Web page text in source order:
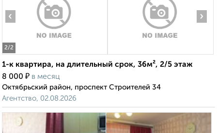
2/2
‹ ›
1-к квартира, на длительный срок, 36м², 2/5 этаж
8 000 ₽ в месяц
Октябрьский район, проспект Строителей 34
Агентство, 02.08.2026